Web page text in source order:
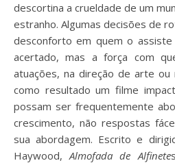
descortina a crueldade de um
estranho. Algumas decisões de
desconforto em quem o
acertado, mas a força com
atuações, na direção de arte ou
como resultado um filme
possam ser frequentemente
crescimento, não respostas
sua abordagem. Escrito e
Haywood,Almofada de Alfinete